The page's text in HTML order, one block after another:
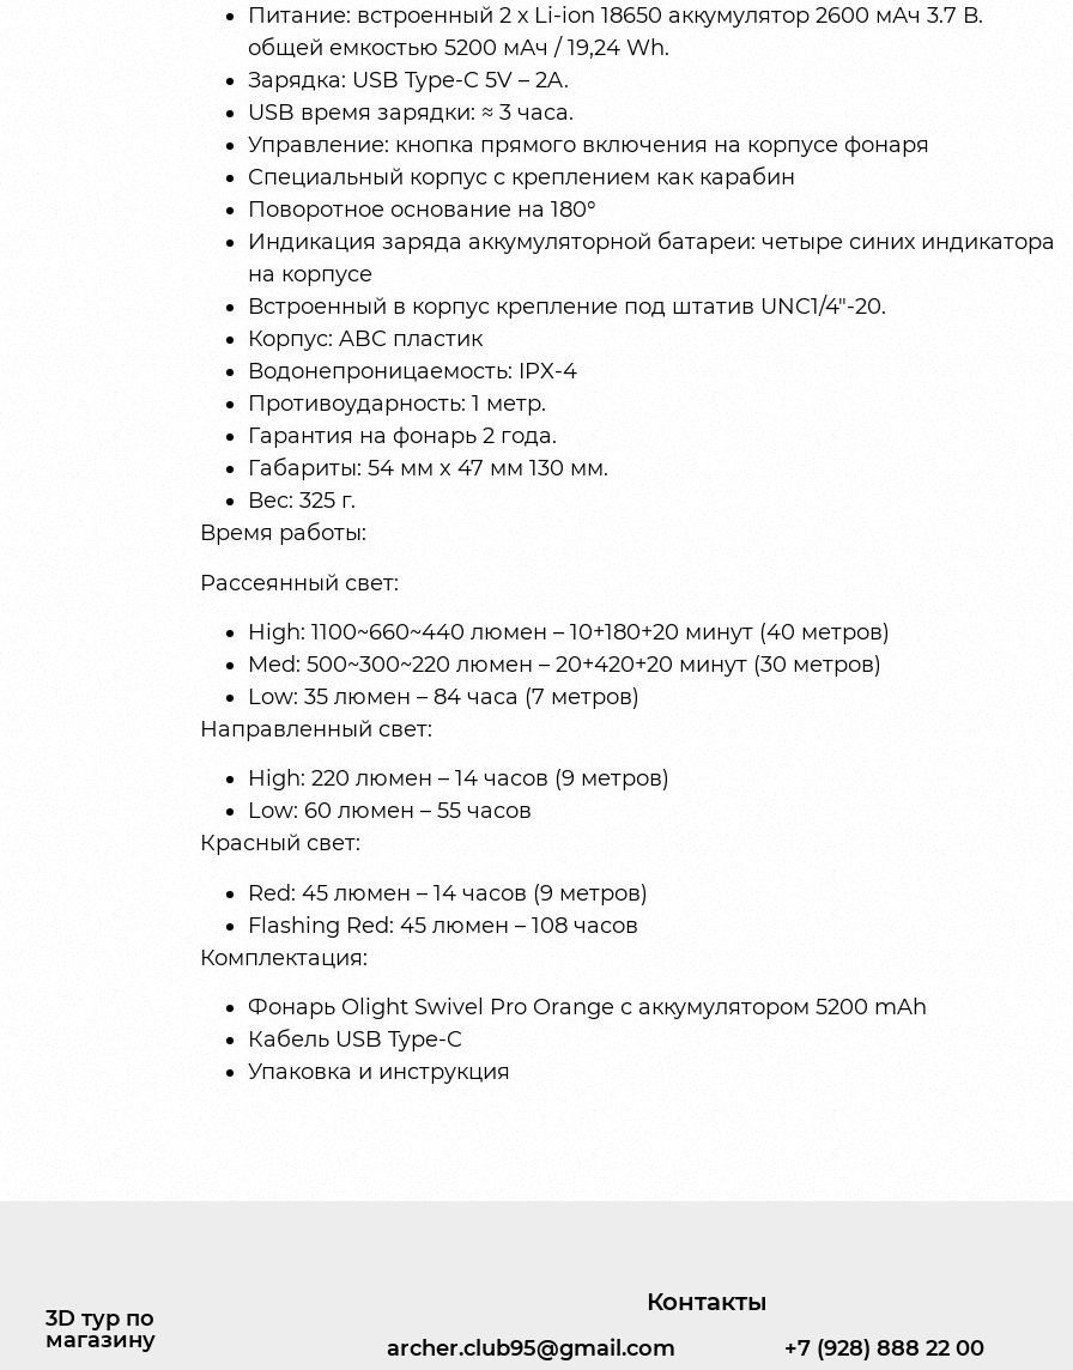
Питание: встроенный 2 х Li-ion 18650 аккумулятор 2600 мАч 3.7 В.
общей емкостью 5200 мАч / 19,24 Wh.
Зарядка: USB Type-C 5V – 2A.
USB время зарядки: ≈ 3 часа.
Управление: кнопка прямого включения на корпусе фонаря
Специальный корпус с креплением как карабин
Поворотное основание на 180°
Индикация заряда аккумуляторной батареи: четыре синих индикатора
на корпусе
Встроенный в корпус крепление под штатив UNC1/4″-20.
Корпус: ABC пластик
Водонепроницаемость: IPX-4
Противоударность: 1 метр.
Гарантия на фонарь 2 года.
Габариты: 54 мм x 47 мм 130 мм.
Вес: 325 г.
Время работы:
Рассеянный свет:
High: 1100~660~440 люмен – 10+180+20 минут (40 метров)
Med: 500~300~220 люмен – 20+420+20 минут (30 метров)
Low: 35 люмен – 84 часа (7 метров)
Направленный свет:
High: 220 люмен – 14 часов (9 метров)
Low: 60 люмен – 55 часов
Красный свет:
Red: 45 люмен – 14 часов (9 метров)
Flashing Red: 45 люмен – 108 часов
Комплектация:
Фонарь Olight Swivel Pro Orange с аккумулятором 5200 mAh
Кабель USB Type-C
Упаковка и инструкция
3D тур по
магазину
Контакты
archer.club95@gmail.com +7 (928) 888 22 00